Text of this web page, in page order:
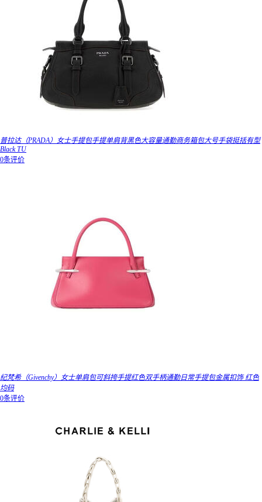
普拉达（PRADA）女士手提包手提单肩背黑色大容量通勤商务箱包大号手袋挺括有型
Black TU
0条评价
纪梵希（Givenchy）女士单肩包可斜挎手提红色双手柄通勤日常手提包金属扣饰 红色
均码
0条评价